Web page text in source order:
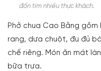
đốn tim nhiều thực khách.
Phở chua Cao Bằng
rang, dưa chuột, đu đủ
chế riêng. Món ăn mát
bữa trưa.